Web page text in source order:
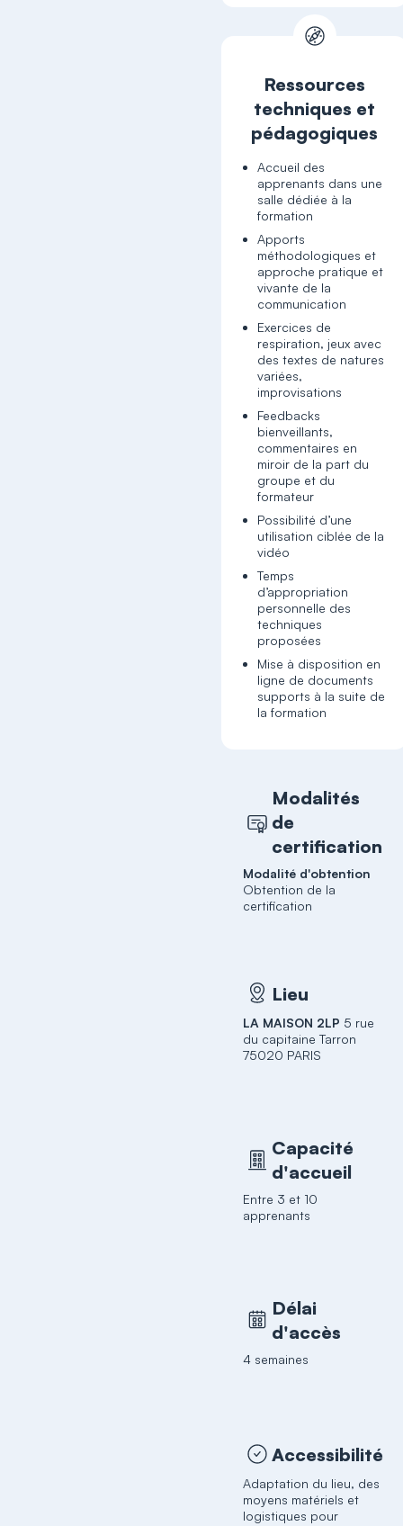
Ressources
techniques et
pédagogiques
Accueil des
apprenants dans une
salle dédiée à la
formation
Apports
méthodologiques et
approche pratique et
vivante de la
communication
Exercices de
respiration, jeux avec
des textes de natures
variées,
improvisations
Feedbacks
bienveillants,
commentaires en
miroir de la part du
groupe et du
formateur
Possibilité d’une
utilisation ciblée de la
vidéo
Temps
d’appropriation
personnelle des
techniques
proposées
Mise à disposition en
ligne de documents
supports à la suite de
la formation
Modalités
de
certification
Modalité d'obtention
Obtention de la
certification
Lieu
LA MAISON 2LP 5 rue
du capitaine Tarron
75020 PARIS
Capacité
d'accueil
Entre 3 et 10
apprenants
Délai
d'accès
4 semaines
Accessibilité
Adaptation du lieu, des
moyens matériels et
logistiques pour